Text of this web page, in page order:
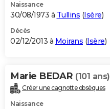
Naissance
30/08/1973 à Tullins (Isère)
Décès
02/12/2013 à Moirans (Isère)
Marie BEDAR (101 ans)
Créer une cagnotte obsèques
Naissance